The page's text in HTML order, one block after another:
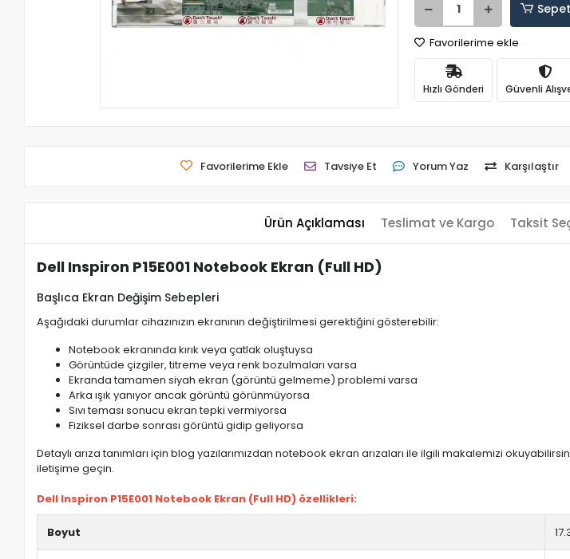
Favorilerime ekle
Hızlı Gönderi Güvenli
Favorilerime Ekle Tavsiye Et Yorum Yaz Karşılaştır
Ürün Açıklaması Teslimat ve Kargo Taksit
Dell Inspiron P15E001 Notebook Ekran (Full HD)
Başlıca Ekran Değişim Sebepleri
Aşağıdaki durumlar cihazınızın ekranının değiştirilmesi gerektiğini gösterebilir:
Notebook ekranında kırık veya çatlak oluştuysa
Görüntüde çizgiler, titreme veya renk bozulmaları varsa
Ekranda tamamen siyah ekran (görüntü gelmeme) problemi varsa
Arka ışık yanıyor ancak görüntü görünmüyorsa
Sıvı teması sonucu ekran tepki vermiyorsa
Fiziksel darbe sonrası görüntü gidip geliyorsa
Detaylı arıza tanımları için blog yazılarımızdan notebook ekran arızaları ile ilgili makalemizi
iletişime geçin.
Dell Inspiron P15E001 Notebook Ekran (Full HD) özellikleri:
Boyut